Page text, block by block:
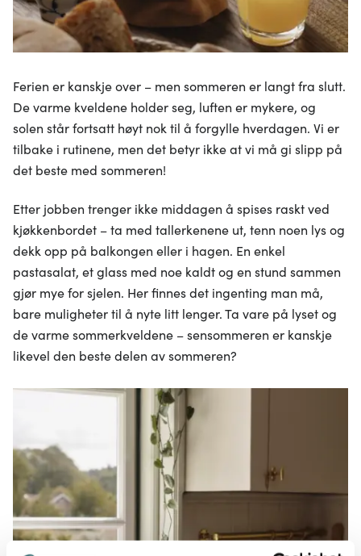
Ferien er kanskje over – men sommeren er langt fra slutt.
De varme kveldene holder seg, luften er mykere, og
solen står fortsatt høyt nok til å forgylle hverdagen. Vi er
tilbake i rutinene, men det betyr ikke at vi må gi slipp på
det beste med sommeren!
Etter jobben trenger ikke middagen å spises raskt ved
kjøkkenbordet – ta med tallerkenene ut, tenn noen lys og
dekk opp på balkongen eller i hagen. En enkel
pastasalat, et glass med noe kaldt og en stund sammen
gjør mye for sjelen. Her finnes det ingenting man må,
bare muligheter til å nyte litt lenger. Ta vare på lyset og
de varme sommerkveldene – sensommeren er kanskje
likevel den beste delen av sommeren?